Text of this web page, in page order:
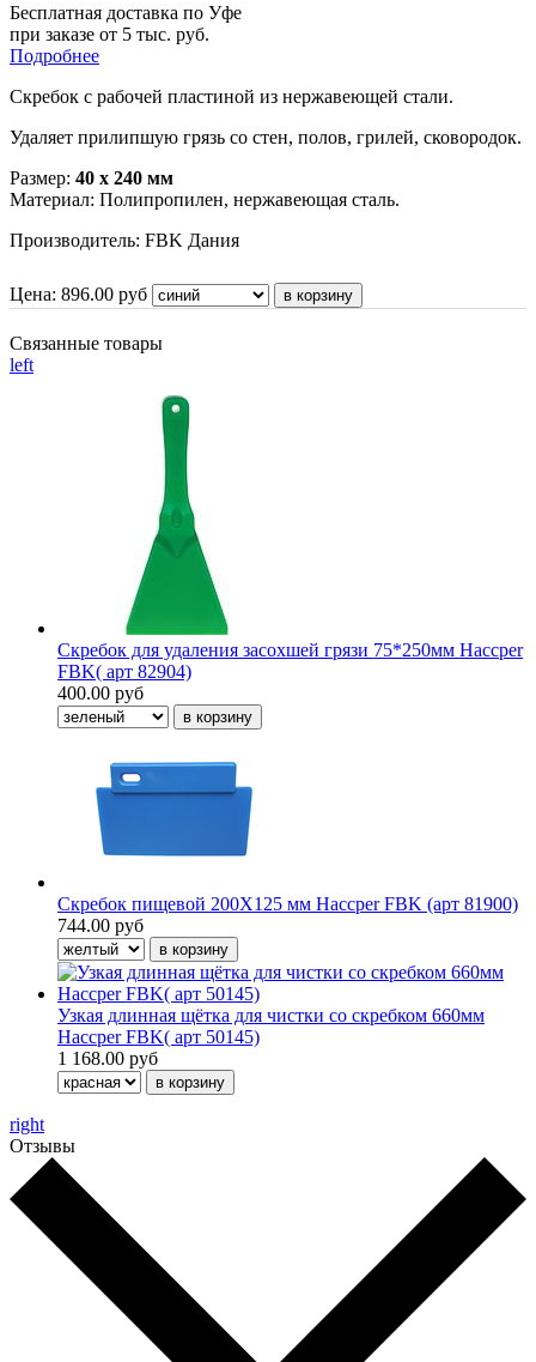
Бесплатная доставка по Уфе
при заказе от 5 тыс. руб.
Подробнее
Скребок с рабочей пластиной из нержавеющей стали.
Удаляет прилипшую грязь со стен, полов, грилей, сковородок.
Размер: 40 х 240 мм
Материал: Полипропилен, нержавеющая сталь.
Производитель: FBK Дания
Цена: 896.00 руб
Связанные товары
left
Скребок для удаления засохшей грязи 75*250мм Haccper
FBK( арт 82904)
400.00 руб
Скребок пищевой 200Х125 мм Haccper FBK (арт 81900)
744.00 руб
Узкая длинная щётка для чистки со скребком 660мм
Haccper FBK( арт 50145)
1 168.00 руб
right
Отзывы